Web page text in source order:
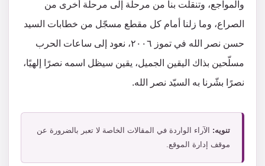
والمواجع، وتنقلت بنا من مرحلة إلى مرحلة أخرى من
الصراع، وما زلنا أمام كل مقطع مسجّل من خطابات السيد
حسن نصر الله في تموز ٢٠٠٦، نعود إلى ساعات الحرب
مسلّحين بذاك اليقين الجميل، يقين سيظل اسمه نصرًا إلهيًا،
نصرًا بشّرنا به السيّد نصر الله.
تنويه: الآراء الواردة في المقالات الخاصة لا تعبر بالضرورة عن
موقف إدارة الموقع.